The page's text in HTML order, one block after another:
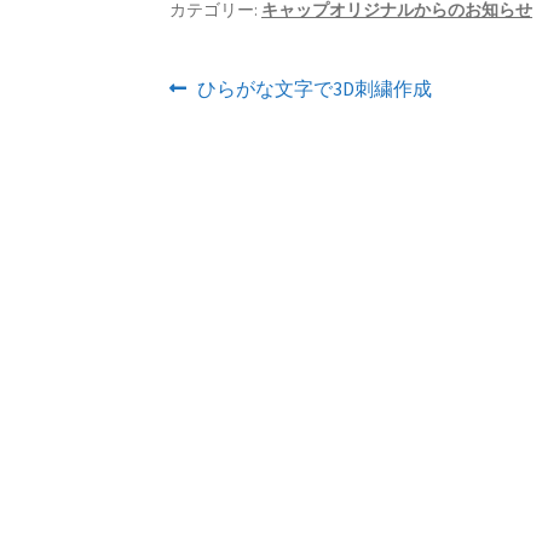
カテゴリー: キャップオリジナルからのお知らせ
投前
ひらがな文字で3D刺繍作成